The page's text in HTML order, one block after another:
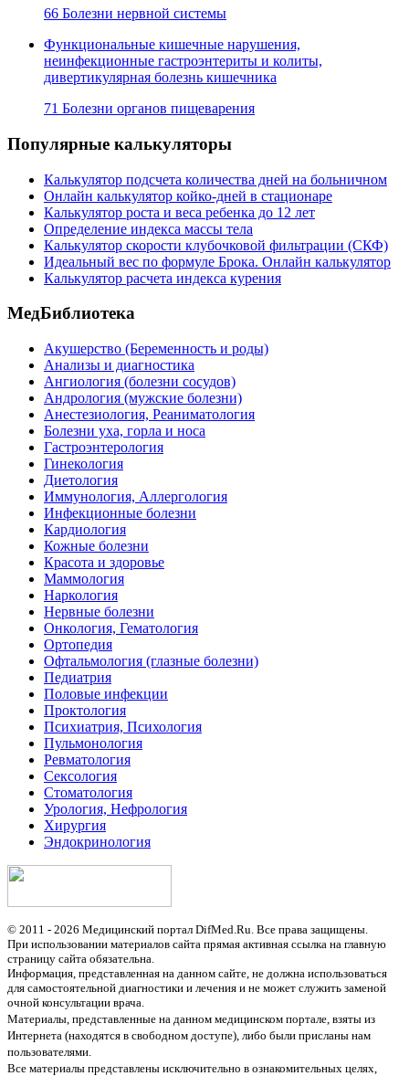
66 Болезни нервной системы
Функциональные кишечные нарушения,
неинфекционные гастроэнтериты и колиты,
дивертикулярная болезнь кишечника
71 Болезни органов пищеварения
Популярные калькуляторы
Калькулятор подсчета количества дней на больничном
Онлайн калькулятор койко-дней в стационаре
Калькулятор роста и веса ребенка до 12 лет
Определение индекса массы тела
Калькулятор скорости клубочковой фильтрации (СКФ)
Идеальный вес по формуле Брока. Онлайн калькулятор
Калькулятор расчета индекса курения
МедБиблиотека
Акушерство (Беременность и роды)
Анализы и диагностика
Ангиология (болезни сосудов)
Андрология (мужские болезни)
Анестезиология, Реаниматология
Болезни уха, горла и носа
Гастроэнтерология
Гинекология
Диетология
Иммунология, Аллергология
Инфекционные болезни
Кардиология
Кожные болезни
Красота и здоровье
Маммология
Наркология
Нервные болезни
Онкология, Гематология
Ортопедия
Офтальмология (глазные болезни)
Педиатрия
Половые инфекции
Проктология
Психиатрия, Психология
Пульмонология
Ревматология
Сексология
Стоматология
Урология, Нефрология
Хирургия
Эндокринология
© 2011 - 2026 Медицинский портал DifMed.Ru. Все права защищены.
При использовании материалов сайта прямая активная ссылка на главную
страницу сайта обязательна.
Информация, представленная на данном сайте, не должна использоваться
для самостоятельной диагностики и лечения и не может служить заменой
очной консультации врача.
Материалы, представленные на данном медицинском портале, взяты из
Интернета (находятся в свободном доступе), либо были присланы нам
пользователями.
Все материалы представлены исключительно в ознакомительных целях,